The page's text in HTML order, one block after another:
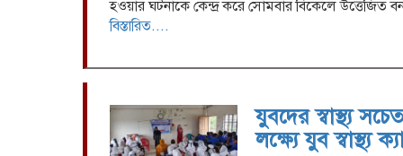
হওয়ার ঘটনাকে কেন্দ্র করে সোমবার বিকেলে উত্তেজিত
বিস্তারিত....
যুবদের স্বাস্থ্য
লক্ষ্যে যুব